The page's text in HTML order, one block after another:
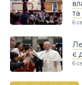
6
є
6